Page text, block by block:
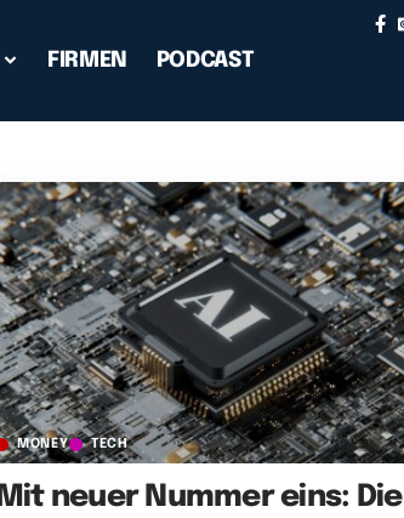
FIRMEN PODCAST
MONEY TECH
Mit neuer Nummer eins: Die